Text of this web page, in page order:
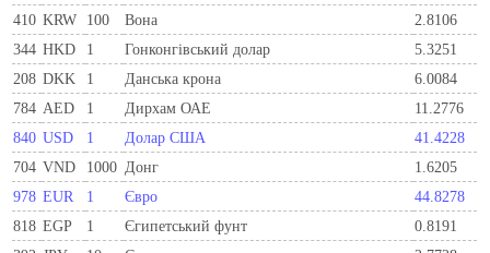
410 KRW 100 Вона
2.8106
344 HKD 1 Гонконгівський долар
5.3251
208 DKK 1 Данська крона
6.0084
784 AED 1 Дирхам ОАЕ
11.2776
840 USD 1 Долар США
41.4228
704 VND 1000 Донг
1.6205
978 EUR 1 Євро
44.8278
818 EGP 1 Єгипетський фунт
0.8191